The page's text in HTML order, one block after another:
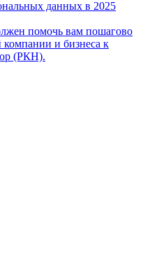
данных в 2025
помочь вам пошагово
компании и бизнеса к
(РКН).